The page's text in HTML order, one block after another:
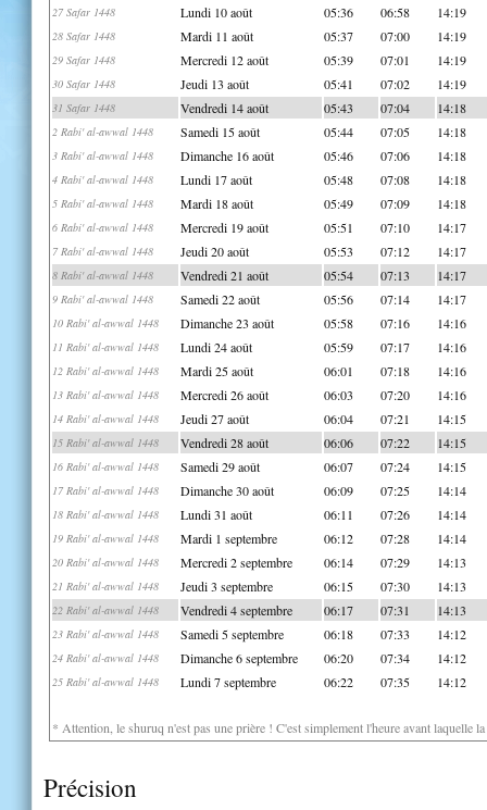
27 Safar 1448 Lundi 10 août 05:36 06:58 14:19
28 Safar 1448 Mardi 11 août 05:37 07:00 14:19
29 Safar 1448 Mercredi 12 août 05:39 07:01 14:19
30 Safar 1448 Jeudi 13 août 05:41 07:02 14:19
31 Safar 1448 Vendredi 14 août 05:43 07:04 14:18
2 Rabi' al-awwal 1448 Samedi 15 août 05:44 07:05 14:18
3 Rabi' al-awwal 1448 Dimanche 16 août 05:46 07:06 14:18
4 Rabi' al-awwal 1448 Lundi 17 août 05:48 07:08 14:18
5 Rabi' al-awwal 1448 Mardi 18 août 05:49 07:09 14:18
6 Rabi' al-awwal 1448 Mercredi 19 août 05:51 07:10 14:17
7 Rabi' al-awwal 1448 Jeudi 20 août 05:53 07:12 14:17
8 Rabi' al-awwal 1448 Vendredi 21 août 05:54 07:13 14:17
9 Rabi' al-awwal 1448 Samedi 22 août 05:56 07:14 14:17
10 Rabi' al-awwal 1448 Dimanche 23 août 05:58 07:16 14:16
11 Rabi' al-awwal 1448 Lundi 24 août 05:59 07:17 14:16
12 Rabi' al-awwal 1448 Mardi 25 août 06:01 07:18 14:16
13 Rabi' al-awwal 1448 Mercredi 26 août 06:03 07:20 14:16
14 Rabi' al-awwal 1448 Jeudi 27 août 06:04 07:21 14:15
15 Rabi' al-awwal 1448 Vendredi 28 août 06:06 07:22 14:15
16 Rabi' al-awwal 1448 Samedi 29 août 06:07 07:24 14:15
17 Rabi' al-awwal 1448 Dimanche 30 août 06:09 07:25 14:14
18 Rabi' al-awwal 1448 Lundi 31 août 06:11 07:26 14:14
19 Rabi' al-awwal 1448 Mardi 1 septembre 06:12 07:28 14:14
20 Rabi' al-awwal 1448 Mercredi 2 septembre 06:14 07:29 14:13
21 Rabi' al-awwal 1448 Jeudi 3 septembre 06:15 07:30 14:13
22 Rabi' al-awwal 1448 Vendredi 4 septembre 06:17 07:31 14:13
23 Rabi' al-awwal 1448 Samedi 5 septembre 06:18 07:33 14:12
24 Rabi' al-awwal 1448 Dimanche 6 septembre 06:20 07:34 14:12
25 Rabi' al-awwal 1448 Lundi 7 septembre 06:22 07:35 14:12
* Attention, le shuruq n'est pas une prière ! C'est simplement l'heure avant laquelle
Précision